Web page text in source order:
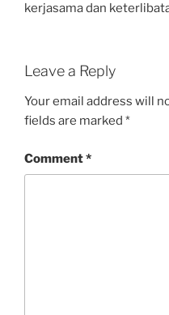
kerjasama dan
Leave a Reply
Your email address will
fields are marked *
Comment*